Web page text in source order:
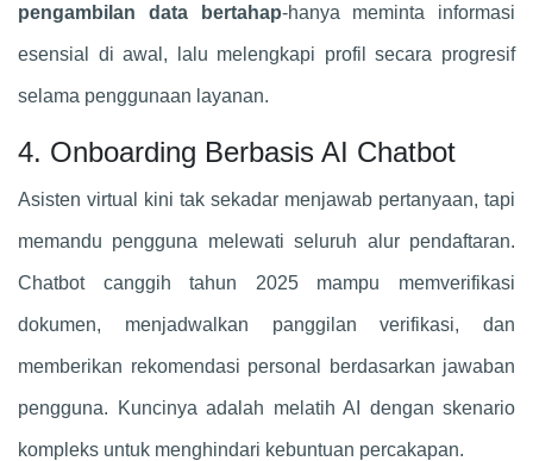
pengambilan data bertahap-hanya meminta informasi
esensial di awal, lalu melengkapi profil secara progresif
selama penggunaan layanan.
4. Onboarding Berbasis AI Chatbot
Asisten virtual kini tak sekadar menjawab pertanyaan, tapi
memandu pengguna melewati seluruh alur pendaftaran.
Chatbot canggih tahun 2025 mampu memverifikasi
dokumen, menjadwalkan panggilan verifikasi, dan
memberikan rekomendasi personal berdasarkan jawaban
pengguna. Kuncinya adalah melatih AI dengan skenario
kompleks untuk menghindari kebuntuan percakapan.